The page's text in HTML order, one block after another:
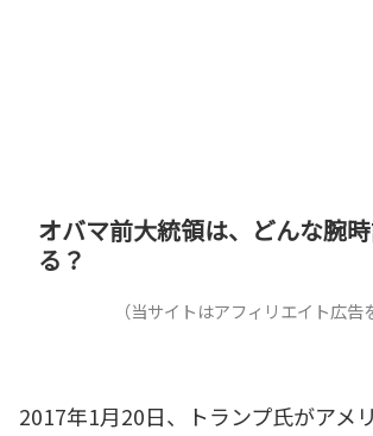
オバマ前大統領は、どんな腕
る？
（当サイトはアフィリエイト広告
2017年1月20日、トランプ氏がアメ